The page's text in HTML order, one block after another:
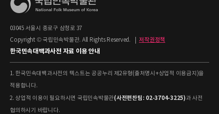
03045 서울시 종로구 삼청로 37
Copyright © 국립민속박물관. All Rights Reserved.
저작권정책
한국민속대백과사전 자료 이용 안내
1. 한국민속대백과사전의 텍스트는 공공누리 제2유형(출처명시+상업적 이용금지)을
적용합니다.
2. 상업적 이용이 필요하시면 국립민속박물관(사전편찬팀: 02-3704-3225)과 사전
협의하시기 바랍니다.